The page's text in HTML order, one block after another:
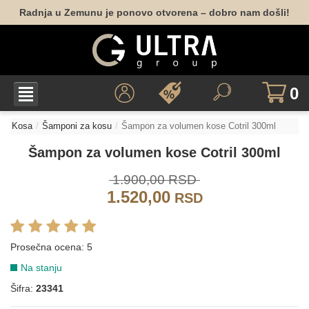
Radnja u Zemunu je ponovo otvorena – dobro nam došli!
0
Kosa Šamponi za kosu Šampon za volumen kose Cotril 300ml
Šampon za volumen kose Cotril 300ml
1.900,00 RSD
1.520,00RSD
Prosečna ocena: 5
Na stanju
Šifra: 23341